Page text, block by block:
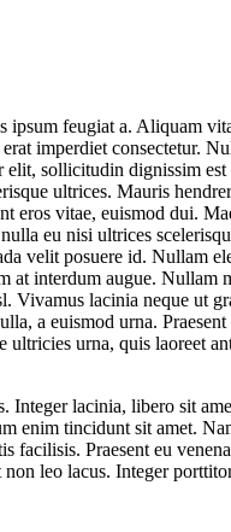
ipsum feugiat a. Aliquam
imperdiet consectetur.
elit, sollicitudin dignissim
ultrices. Mauris
eros vitae, euismod dui.
eu nisi ultrices
velit posuere id. Nullam
at interdum augue. Nullam
Vivamus lacinia neque ut
a euismod urna.
urna, quis laoreet
Integer lacinia, libero sit
enim tincidunt sit amet.
facilisis. Praesent eu
leo lacus. Integer